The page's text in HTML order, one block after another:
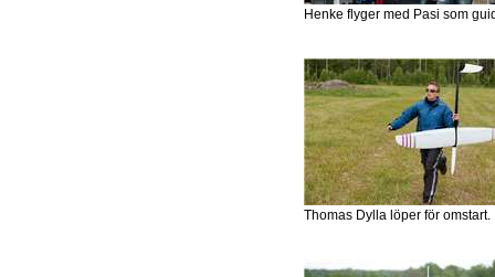
Henke flyger med Pasi som
Thomas Dylla löper för omstart.